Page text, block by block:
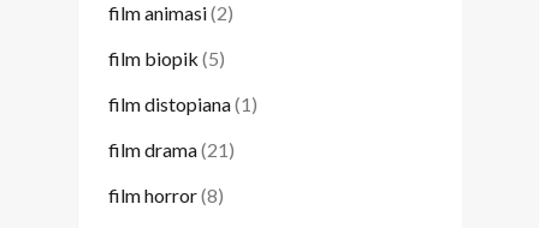
film animasi(2)
film biopik (5)
film distopiana(1)
film drama(21)
film horror(8)